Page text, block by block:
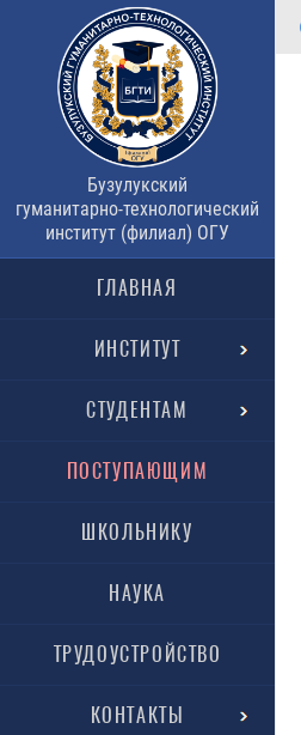
Бузулукский
гуманитарно-технологический
институт (филиал) ОГУ
ГЛАВНАЯ
ИНСТИТУТ
СТУДЕНТАМ
ПОСТУПАЮЩИМ
ШКОЛЬНИКУ
НАУКА
ТРУДОУСТРОЙСТВО
КОНТАКТЫ